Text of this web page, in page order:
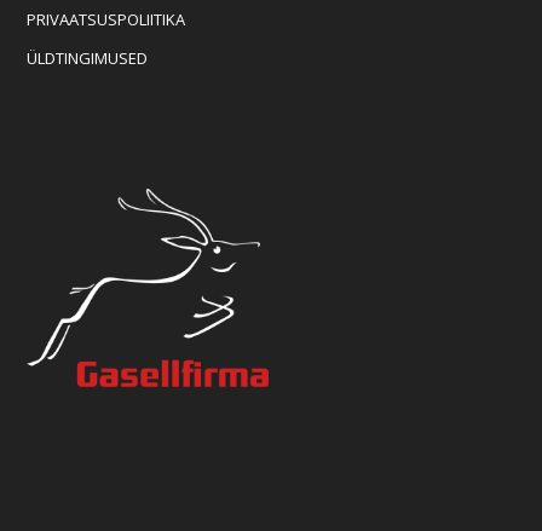
PRIVAATSUSPOLIITIKA
ÜLDTINGIMUSED